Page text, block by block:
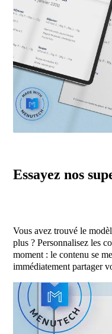
Essayez nos
Vous avez trouvé le
plus ? Personnalisez les
moment : le contenu se
immédiatement partager